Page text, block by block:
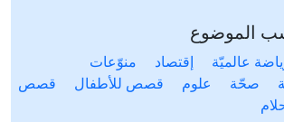
الموضوع
عالميّة إقتصاد
منوّعات
صحّة علوم قصص للأطفال
قصص